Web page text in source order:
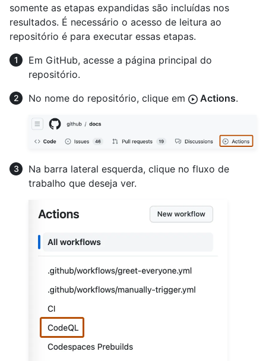
somente as etapas expandidas são incluídas nos
resultados. É necessário o acesso de leitura ao
repositório é para executar essas etapas.
Em GitHub, acesse a página principal do
repositório.
No nome do repositório, clique em
Actions.
Na barra lateral esquerda, clique no fluxo de
trabalho que deseja ver.